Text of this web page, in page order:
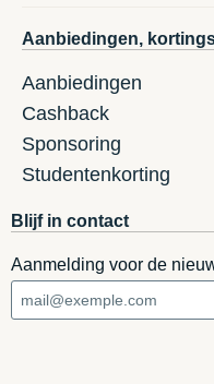
Aanbiedingen,
Aanbiedingen
Cashback
Sponsoring
Studentenkorting
Blijf in contact
Aanmelding voor de